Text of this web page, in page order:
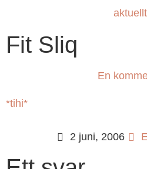
Fit Sliq
En
*tihi*
2 juni, 2006